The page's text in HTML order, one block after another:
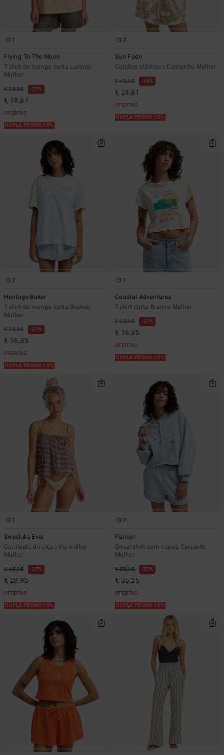
1
Flying To The Moon
T-shirt de manga curta Laranja
Mulher
€ 29,95 37%
€ 18,87
OFERTAS
DUPLA PROMO 10%
2
Sun Fade
Calções elásticos Castanho Mulher
€ 45,95 46%
€ 24,81
OFERTAS
DUPLA PROMO 10%
2
Heritage Baker
T-shirt de manga curta Branco
Mulher
€ 25,95 37%
€ 16,35
OFERTAS
DUPLA PROMO 10%
1
Coastal Adventures
T-shirt curta Branco Mulher
€ 25,95 37%
€ 16,35
OFERTAS
DUPLA PROMO 10%
1
Sweet As Ever
Camisola de alças Vermelho
Mulher
€ 45,95 37%
€ 28,95
OFERTAS
DUPLA PROMO 10%
2
Palmer
Sweatshirt com capuz Cinzento
Mulher
€ 55,95 37%
€ 35,25
OFERTAS
DUPLA PROMO 10%